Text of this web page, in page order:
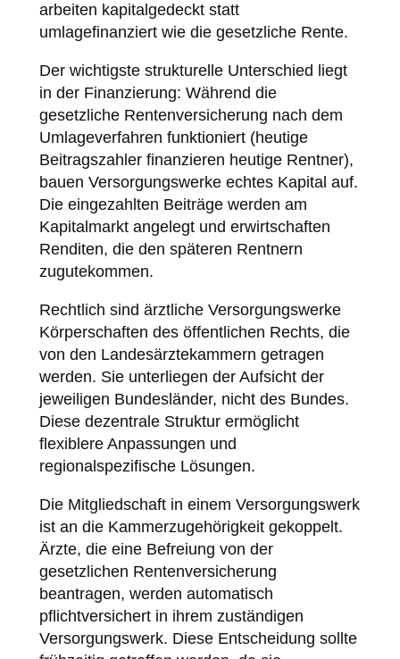
arbeiten kapitalgedeckt statt
umlagefinanziert wie die gesetzliche Rente.
Der wichtigste strukturelle Unterschied liegt
in der Finanzierung: Während die
gesetzliche Rentenversicherung nach dem
Umlageverfahren funktioniert (heutige
Beitragszahler finanzieren heutige Rentner),
bauen Versorgungswerke echtes Kapital auf.
Die eingezahlten Beiträge werden am
Kapitalmarkt angelegt und erwirtschaften
Renditen, die den späteren Rentnern
zugutekommen.
Rechtlich sind ärztliche Versorgungswerke
Körperschaften des öffentlichen Rechts, die
von den Landesärztekammern getragen
werden. Sie unterliegen der Aufsicht der
jeweiligen Bundesländer, nicht des Bundes.
Diese dezentrale Struktur ermöglicht
flexiblere Anpassungen und
regionalspezifische Lösungen.
Die Mitgliedschaft in einem Versorgungswerk
ist an die Kammerzugehörigkeit gekoppelt.
Ärzte, die eine Befreiung von der
gesetzlichen Rentenversicherung
beantragen, werden automatisch
pflichtversichert in ihrem zuständigen
Versorgungswerk. Diese Entscheidung sollte